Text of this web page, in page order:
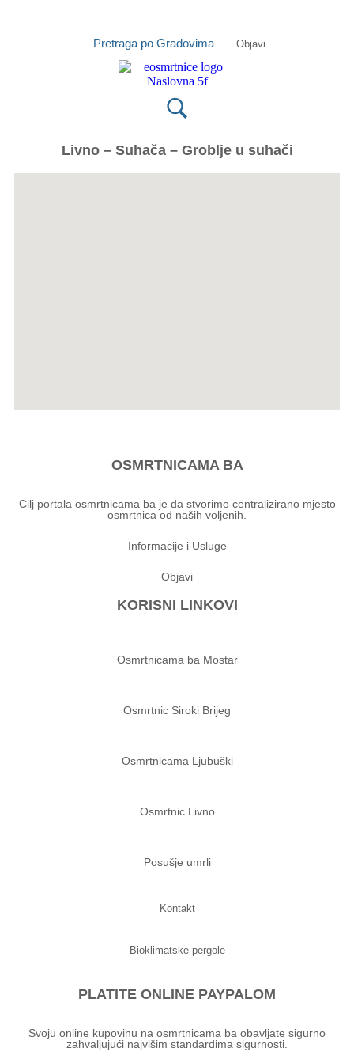
Pretraga po Gradovima Objavi
Livno – Suhača – Groblje u suhači
OSMRTNICAMA BA
Cilj portala osmrtnicama ba je da stvorimo centralizirano mjesto
osmrtnica od naših voljenih.
Informacije i Usluge
Objavi
KORISNI LINKOVI
Osmrtnicama ba Mostar
Osmrtnic Siroki Brijeg
Osmrtnicama Ljubuški
Osmrtnic Livno
Posušje umrli
Kontakt
Bioklimatske pergole
PLATITE ONLINE PAYPALOM
Svoju online kupovinu na osmrtnicama ba obavljate sigurno
zahvaljujući najvišim standardima sigurnosti.